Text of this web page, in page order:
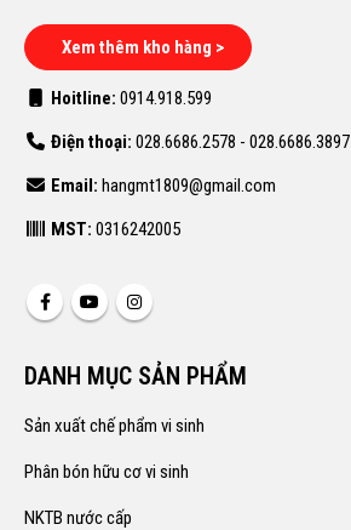
Xem thêm kho hàng >
Hoitline: 0914.918.599
Điện thoại: 028.6686.2578 - 028.6686.3897
Email: hangmt1809@gmail.com
MST: 0316242005
DANH MỤC SẢN PHẨM
Sản xuất chế phẩm vi sinh
Phân bón hữu cơ vi sinh
NKTB nước cấp